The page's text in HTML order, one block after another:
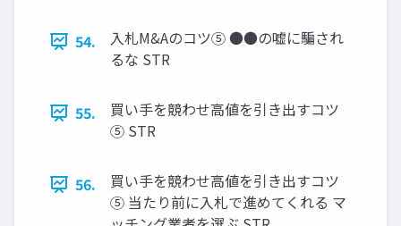
54.
入札M&Aのコツ⑤ ●●の嘘に騙され
るな STR
55.
買い手を競わせ高値を引き出すコツ
⑤ STR
56.
買い手を競わせ高値を引き出すコツ
⑤ 当たり前に入札で進めてくれる マ